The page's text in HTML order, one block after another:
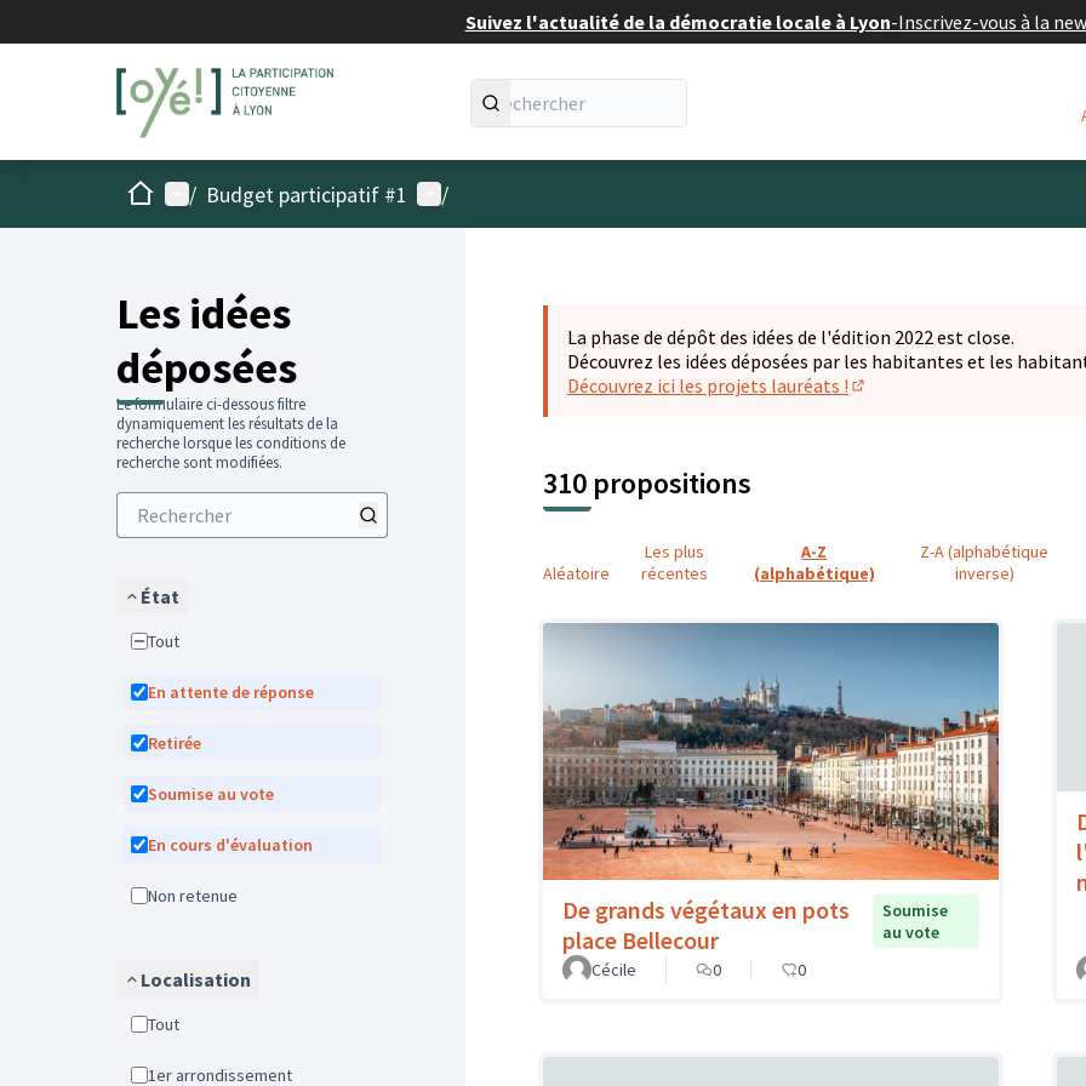
Suivez l'actualité de la démocratie locale à Lyon-Inscrivez-vous à la
AccueilMenu principal
/ Budget participatif #1 Menu utilisateur
/
Les idées
déposées
Le formulaire ci-dessous filtre
dynamiquement les résultats de la
recherche lorsque les conditions de
recherche sont modifiées.
État
Tout
En attente de réponse
Retirée
Soumise au vote
En cours d'évaluation
Non retenue
Localisation
Tout
1er arrondissement
La phase de dépôt des idées de l'édition 2022 est close.
Découvrez les idées déposées par les habitantes et les
Découvrez ici les projets lauréats !
310 propositions
Aléatoire
Les plus
récentes
A-Z
(alphabétique)
Z-A (alphabétique
inverse)
De grands végétaux en pots
place Bellecour
Soumise
au vote
Cécile
0 0